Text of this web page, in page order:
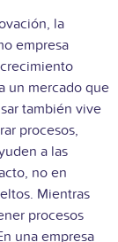
la
empresa
un mercado que
también vive
procesos,
a las
no en
Mientras
procesos
una empresa